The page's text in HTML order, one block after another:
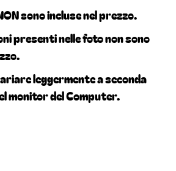
sono incluse nel prezzo.
presenti nelle foto non sono
leggermente a seconda
monitor del Computer.